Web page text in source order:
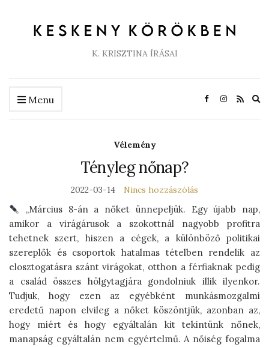
K. KRISZTINA ÍRÁSAI
Menu
Vélemény
Tényleg nőnap?
2022-03-14 Nincs hozzászólás
„Március 8-án a nőket ünnepeljük. Egy újabb nap,
amikor a virágárusok a szokottnál nagyobb profitra
tehetnek szert, hiszen a cégek, a különböző politikai
szereplők és csoportok hatalmas tételben rendelik az
elosztogatásra szánt virágokat, otthon a férfiaknak pedig
a család összes hölgytagjára gondolniuk illik ilyenkor.
Tudjuk, hogy ezen az egyébként munkásmozgalmi
eredetű napon elvileg a nőket köszöntjük, azonban az,
hogy miért és hogy egyáltalán kit tekintünk nőnek,
manapság egyáltalán nem egyértelmű. A nőiség fogalma